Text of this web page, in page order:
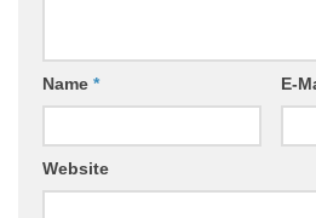
Name * E-
Website